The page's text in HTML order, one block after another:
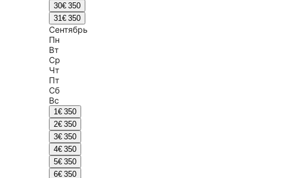
30€ 350
31€ 350
Сентябрь
Пн
Вт
Ср
Чт
Пт
Сб
Вс
1€ 350
2€ 350
3€ 350
4€ 350
5€ 350
6€ 350